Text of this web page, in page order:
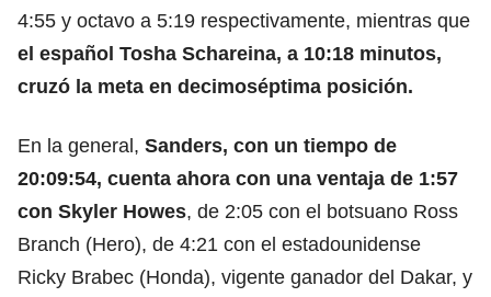
4:55 y octavo a 5:19 respectivamente, mientras que
el español Tosha Schareina, a 10:18 minutos,
cruzó la meta en decimoséptima posición.
En la general, Sanders, con un tiempo de
20:09:54, cuenta ahora con una ventaja de 1:57
con Skyler Howes, de 2:05 con el botsuano Ross
Branch (Hero), de 4:21 con el estadounidense
Ricky Brabec (Honda), vigente ganador del Dakar, y